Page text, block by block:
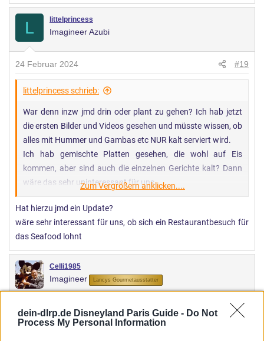
dein-dlrp.de Disneyland Paris Guide - Do Not
Process My Personal Information
L littelprincess
Imagineer Azubi
24 Februar 2024 #19
littelprincess schrieb:
War denn inzw jmd drin oder plant zu gehen? Ich hab jetzt
die ersten Bilder und Videos gesehen und müsste wissen, ob
alles mit Hummer und Gambas etc NUR kalt serviert wird.
Ich hab gemischte Platten gesehen, die wohl auf Eis
kommen, aber sind auch die einzelnen Gerichte kalt? Dann
wäre das sehr uninteressant für uns.
Wir hatten uns so auf diese Gerichte gefreut
Zum Vergrößern anklicken....
Hat hierzu jmd ein Update?
wäre sehr interessant für uns, ob sich ein Restaurantbesuch für
das Seafood lohnt
Celli1985
Imagineer Lancys Gourmetausstatter
24 Februar 2024 #20